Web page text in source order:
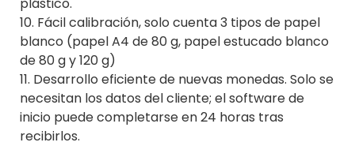
10. Fácil calibración, solo cuenta 3 tipos de papel
blanco (papel A4 de 80 g, papel estucado blanco
de 80 g y 120 g)
11. Desarrollo eficiente de nuevas monedas. Solo se
necesitan los datos del cliente; el software de
inicio puede completarse en 24 horas tras
recibirlos.